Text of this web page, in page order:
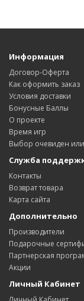
Информация
Договор-Оферта
Как оформить заказ
Условия доставки
Бонусные Баллы
О проекте
Время игр
Выбор очевиден
Служба
Контакты
Возврат товара
Карта сайта
Дополнительно
Производители
Подарочные
Партнерская
Акции
Личный Кабинет